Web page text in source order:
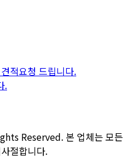
적요청 드립니다.
.
Reserved. 본 업체는 모든
절합니다.